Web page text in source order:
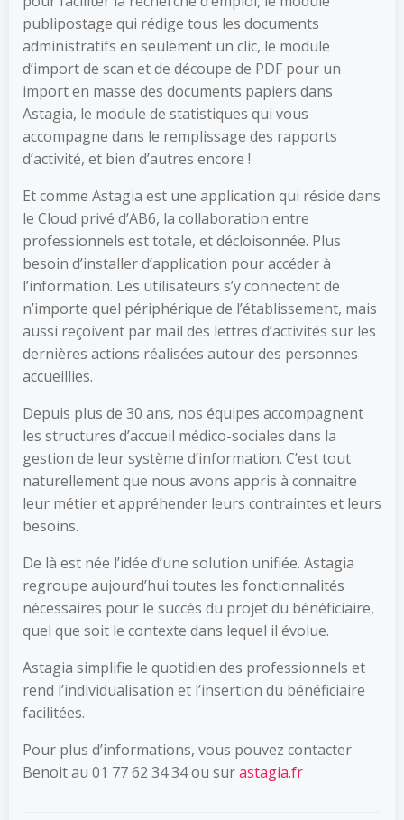
publipostage qui rédige tous les documents
administratifs en seulement un clic, le module
d’import de scan et de découpe de PDF pour un
import en masse des documents papiers dans
Astagia, le module de statistiques qui vous
accompagne dans le remplissage des rapports
d’activité, et bien d’autres encore !
Et comme Astagia est une application qui réside dans
le Cloud privé d’AB6, la collaboration entre
professionnels est totale, et décloisonnée. Plus
besoin d’installer d’application pour accéder à
l’information. Les utilisateurs s’y connectent de
n’importe quel périphérique de l’établissement, mais
aussi reçoivent par mail des lettres d’activités sur les
dernières actions réalisées autour des personnes
accueillies.
Depuis plus de 30 ans, nos équipes accompagnent
les structures d’accueil médico-sociales dans la
gestion de leur système d’information. C’est tout
naturellement que nous avons appris à connaitre
leur métier et appréhender leurs contraintes et leurs
besoins.
De là est née l’idée d’une solution unifiée. Astagia
regroupe aujourd’hui toutes les fonctionnalités
nécessaires pour le succès du projet du bénéficiaire,
quel que soit le contexte dans lequel il évolue.
Astagia simplifie le quotidien des professionnels et
rend l’individualisation et l’insertion du bénéficiaire
facilitées.
Pour plus d’informations, vous pouvez contacter
Benoit au 01 77 62 34 34 ou surastagia.fr